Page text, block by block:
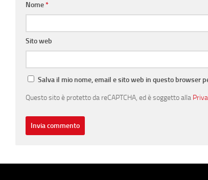
Nome*
Sito web
Salva il mio nome, email e sito web in questo browser
Questo sito è protetto da reCAPTCHA, ed è soggetto alla